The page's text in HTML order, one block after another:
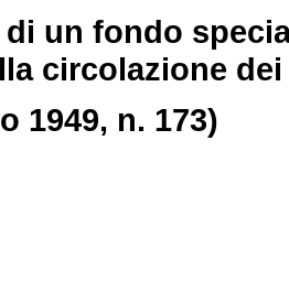
un fondo
circolazione
1949, n. 173)